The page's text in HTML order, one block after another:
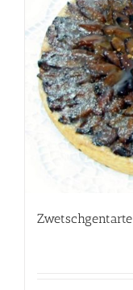
Zwetschgentarte